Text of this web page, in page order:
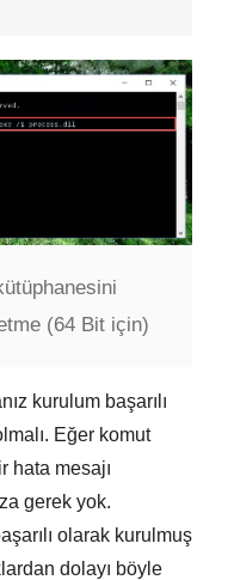
(64 Bit için)
kurulum başarılı
Eğer komut
hata mesajı
gerek yok.
olarak kurulmuş
dolayı böyle